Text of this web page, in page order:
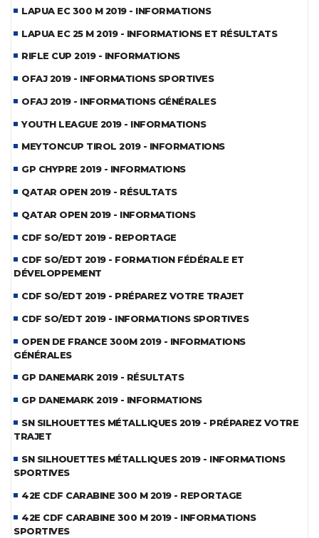
LAPUA EC 300 M 2019 - INFORMATIONS
LAPUA EC 25 M 2019 - INFORMATIONS ET RÉSULTATS
RIFLE CUP 2019 - INFORMATIONS
OFAJ 2019 - INFORMATIONS SPORTIVES
OFAJ 2019 - INFORMATIONS GÉNÉRALES
YOUTH LEAGUE 2019 - INFORMATIONS
MEYTONCUP TIROL 2019 - INFORMATIONS
GP CHYPRE 2019 - INFORMATIONS
QATAR OPEN 2019 - RÉSULTATS
QATAR OPEN 2019 - INFORMATIONS
CDF SO/EDT 2019 - REPORTAGE
CDF SO/EDT 2019 - FORMATION FÉDÉRALE ET
DÉVELOPPEMENT
CDF SO/EDT 2019 - PRÉPAREZ VOTRE TRAJET
CDF SO/EDT 2019 - INFORMATIONS SPORTIVES
OPEN DE FRANCE 300M 2019 - INFORMATIONS
GÉNÉRALES
GP DANEMARK 2019 - RÉSULTATS
GP DANEMARK 2019 - INFORMATIONS
SN SILHOUETTES MÉTALLIQUES 2019 - PRÉPAREZ VOTRE
TRAJET
SN SILHOUETTES MÉTALLIQUES 2019 - INFORMATIONS
SPORTIVES
42E CDF CARABINE 300 M 2019 - REPORTAGE
42E CDF CARABINE 300 M 2019 - INFORMATIONS
SPORTIVES